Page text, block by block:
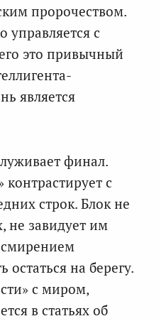
пророчеством.
управляется с
это привычный
является
финал.
с
строк. Блок не
не завидует им
смирением
на берегу.
с миром,
в статьях об